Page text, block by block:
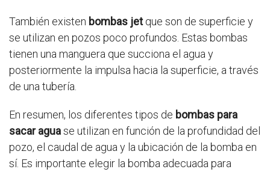
También existen bombas jetque son de superficie y
se utilizan en pozos poco profundos. Estas bombas
tienen una manguera que succiona el agua y
posteriormente la impulsa hacia la superficie, a través
de una tubería.
En resumen, los diferentes tipos de bombas para
sacar aguase utilizan en función de la profundidad del
pozo, el caudal de agua y la ubicación de la bomba en
sí. Es importante elegir la bomba adecuada para